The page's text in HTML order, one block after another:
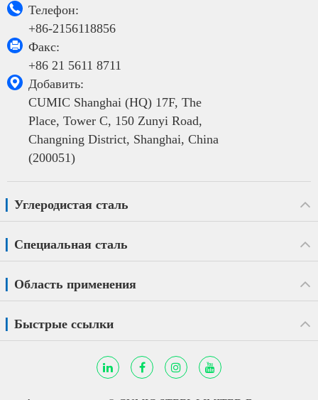

Телефон:
+86-2156118856

Факс:
+86 21 5611 8711

Добавить:
CUMIC Shanghai (HQ) 17F, The
Place, Tower C, 150 Zunyi Road,
Changning District, Shanghai, China
(200051)
Углеродистая сталь
Специальная сталь
Область применения
Быстрые ссылки